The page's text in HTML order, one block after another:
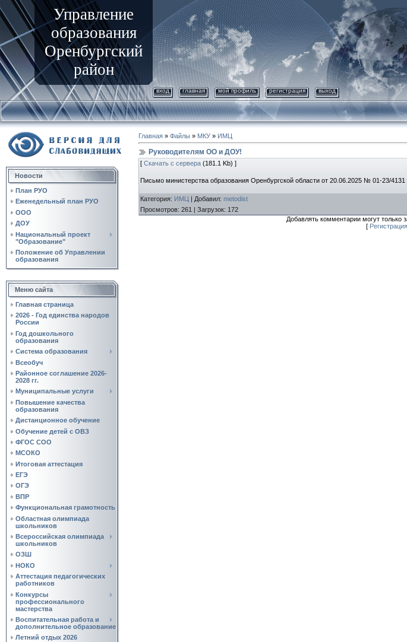
Управление
образования
Оренбургский
район
вход главная мой профиль регистрация выход
Новости
План РУО
Еженедельный план РУО
ООО
ДОУ
Национальный проект
"Образование"
Положение об Управлении
образования
Меню сайта
Главная страница
2026 - Год единства народов
России
Год дошкольного
образования
Система образования
Всеобуч
Районное соглашение 2026-
2028 гг.
Муниципальные услуги
Повышение качества
образования
Дистанционное обучение
Обучение детей с ОВЗ
ФГОС СОО
МСОКО
Итоговая аттестация
ЕГЭ
ОГЭ
ВПР
Функциональная грамотность
Областная олимпиада
школьников
Всероссийская олимпиада
школьников
ОЗШ
НОКО
Аттестация педагогических
работников
Конкурсы
профессионального
мастерства
Воспитательная работа и
дополнительное образование
Летний отдых 2026
Главная » Файлы » МКУ » ИМЦ
Руководителям ОО и ДОУ!
[ Скачать с сервера (181.1 Kb) ]
Письмо министерства образования Оренбургской области от 20.06.2025 № 01-23/
Категория: ИМЦ | Добавил: metodist
Просмотров: 261 | Загрузок: 172
Добавлять комментарии могут только
[ Регистрация